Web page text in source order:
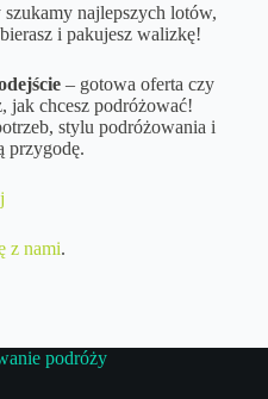
szukamy najlepszych lotów,
i pakujesz walizkę!
– gotowa oferta czy
jak chcesz podróżować!
stylu podróżowania i
przygodę.
z nami.
podróży